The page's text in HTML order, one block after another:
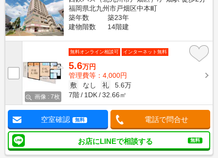
福岡県北九州市戸畑区中本町
築年数
築23年
建物階数
14階建
画像 : 7枚
無料オンライン相談可 インターネット無料
5.6万円
管理費等：4,000円
敷
なし 礼
5.6万
7階
1DK 32.66㎡
空室確認 無料 電話で問合せ
お店にLINEで相談する 無料